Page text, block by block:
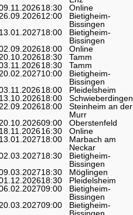
18:30
Online
26.09.202612:00
Bietigheim-
Bissingen
13.01.202718:00
Bietigheim-
Bissingen
18:00
Online
20.10.202618:30
Tamm
18:30
Tamm
20.02.202710:00
Bietigheim-
Bissingen
18:00
Pleidelsheim
13.10.202618:00
Schwieberdingen
22.09.202618:00
Steinheim an der
Murr
20.10.202609:00
Oberstenfeld
18.11.202616:30
Online
13.01.202718:00
Marbach am
Neckar
18:30
Bietigheim-
Bissingen
18:30
Möglingen
18:30
Pleidelsheim
09:00
Bietigheim-
Bissingen
20.03.202709:00
Bietigheim-
Bissingen